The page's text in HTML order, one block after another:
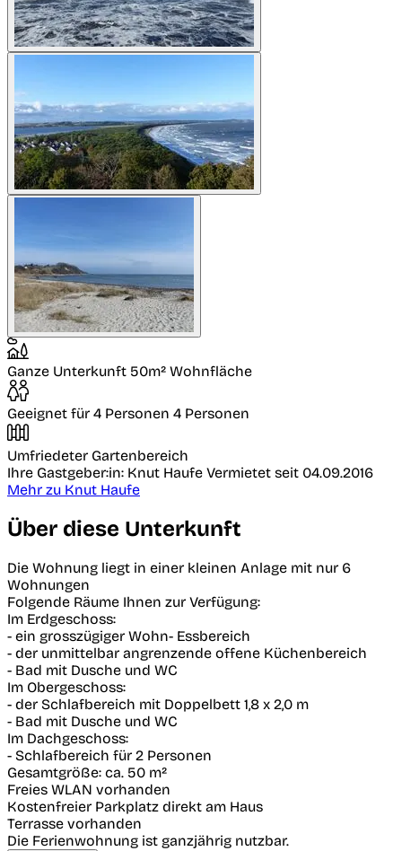
Ganze Unterkunft 50m² Wohnfläche
Geeignet für 4 Personen 4 Personen
Umfriedeter Gartenbereich
Ihre Gastgeber:in: Knut Haufe Vermietet seit 04.09.2016
Mehr zu Knut Haufe
Über diese Unterkunft
Die Wohnung liegt in einer kleinen Anlage mit nur 6
Wohnungen
Folgende Räume Ihnen zur Verfügung:
Im Erdgeschoss:
- ein grosszügiger Wohn- Essbereich
- der unmittelbar angrenzende offene Küchenbereich
- Bad mit Dusche und WC
Im Obergeschoss:
- der Schlafbereich mit Doppelbett 1,8 x 2,0 m
- Bad mit Dusche und WC
Im Dachgeschoss:
- Schlafbereich für 2 Personen
Gesamtgröße: ca. 50 m²
Freies WLAN vorhanden
Kostenfreier Parkplatz direkt am Haus
Terrasse vorhanden
Die Ferienwohnung ist ganzjährig nutzbar.